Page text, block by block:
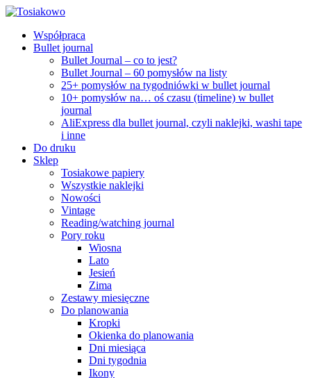
Współpraca
Bullet journal
Bullet Journal – co to jest?
Bullet Journal – 60 pomysłów na listy
25+ pomysłów na tygodniówki w bullet journal
10+ pomysłów na… oś czasu (timeline) w bullet
journal
AliExpress dla bullet journal, czyli naklejki, washi tape
i inne
Do druku
Sklep
Tosiakowe papiery
Wszystkie naklejki
Nowości
Vintage
Reading/watching journal
Pory roku
Wiosna
Lato
Jesień
Zima
Zestawy miesięczne
Do planowania
Kropki
Okienka do planowania
Dni miesiąca
Dni tygodnia
Ikony